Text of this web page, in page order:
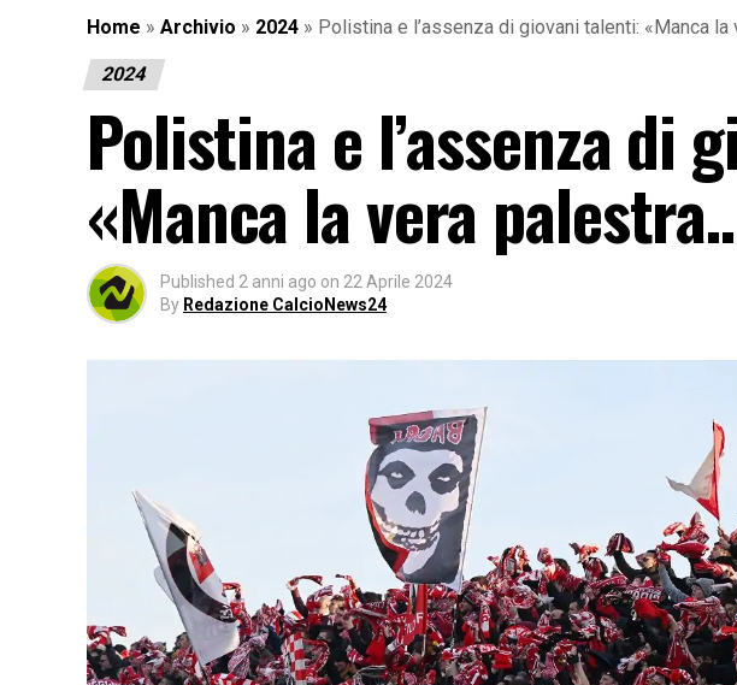
Home » Archivio » 2024 » Polistina e l’assenza di giovani talenti: «Manca la
2024
Polistina e l’assenza di
«Manca la vera
Published 2 anni ago on 22 Aprile 2024
By Redazione CalcioNews24